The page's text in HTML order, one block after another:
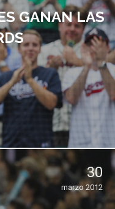
GANAN LAS
30
marzo 2012